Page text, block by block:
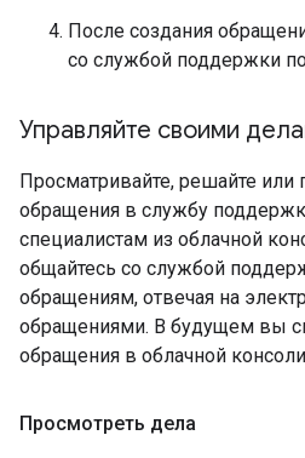
После создания
со службой поддержки
Управляйте своими
Просматривайте, решайте или
обращения в службу
специалистам из облачной
общайтесь со службой
обращениям, отвечая на
обращениями. В будущем вы
обращения в облачной
Просмотреть дела